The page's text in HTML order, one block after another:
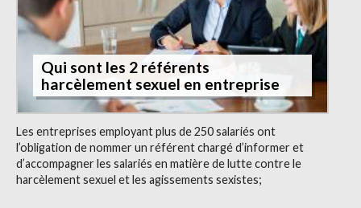
Qui sont les 2 référents
harcèlement sexuel en entreprise
Les entreprises employant plus de 250 salariés ont
l’obligation de nommer un référent chargé d’informer et
d’accompagner les salariés en matière de lutte contre le
harcèlement sexuel et les agissements sexistes;